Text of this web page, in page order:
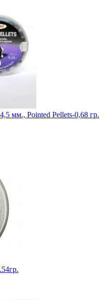
мм., Pointed Pellets-0,68 гр.